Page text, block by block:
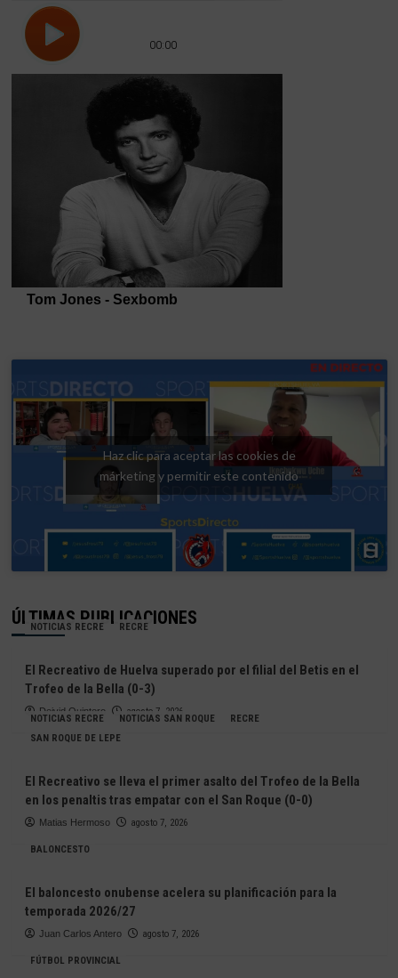
Haz clic para aceptar las cookies de
márketing y permitir este contenido
ÚLTIMAS PUBLICACIONES
NOTICIAS RECRE RECRE
El Recreativo de Huelva superado por el filial del Betis en el
Trofeo de la Bella (0-3)
Deivid Quintero agosto 7, 2026
NOTICIAS RECRE NOTICIAS SAN ROQUE
RECRE
SAN ROQUE DE LEPE
El Recreativo se lleva el primer asalto del Trofeo de la Bella
en los penaltis tras empatar con el San Roque (0-0)
Matias Hermoso agosto 7, 2026
BALONCESTO
El baloncesto onubense acelera su planificación para la
temporada 2026/27
Juan Carlos Antero agosto 7, 2026
FÚTBOL PROVINCIAL